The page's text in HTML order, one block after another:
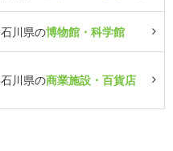
石川県の博物館・科学館
石川県の商業施設・百貨店